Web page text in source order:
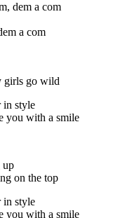
dem a com
a com
girls go wild
in style
you with a smile
up
on the top
in style
you with a smile